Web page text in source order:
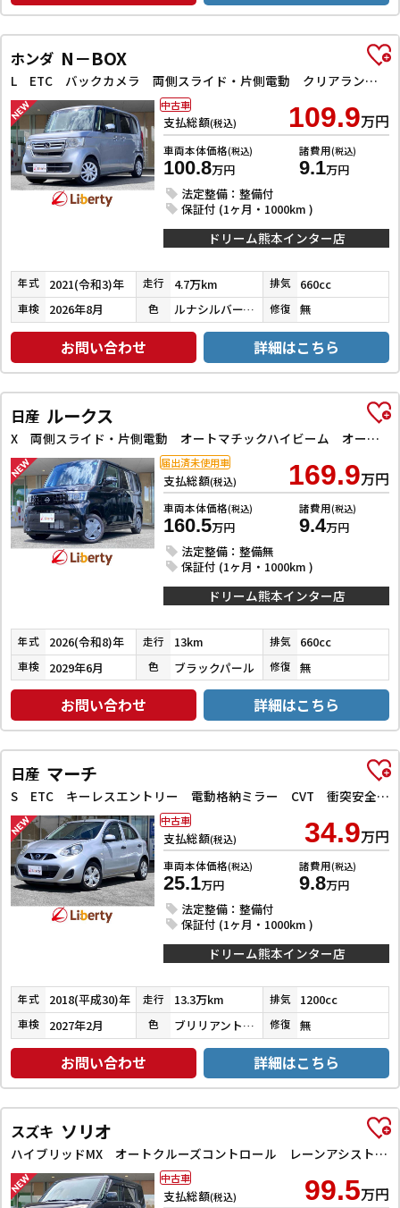
ホンダ N－BOX
L ETC バックカメラ 両側スライド・片側電動 クリアランスソナー オートクルーズコントロール レーンアシスト 衝突被害軽減システム オートライト スマートキー アイドリングストップ 電動格納ミラー
支払総額(税込) 109.9万円
車両本体価格(税込)
100.8万円
諸費用(税込)
9.1万円
法定整備：整備付
保証付 (1ヶ月・1000km )
中古車
ドリーム熊本インター店
年式 2021(令和3)年 走行 4.7万km 排気 660cc
車検 2026年8月 色 ルナシルバーメタリック 修復 無
お問い合わせ 詳細はこちら
日産 ルークス
X 両側スライド・片側電動 オートマチックハイビーム オートライト スマートキー アイドリングストップ 電動格納ミラー ベンチシート CVT USB エアコン パワーステアリング パワーウィンドウ
支払総額(税込) 169.9万円
車両本体価格(税込)
160.5万円
諸費用(税込)
9.4万円
法定整備：整備無
保証付 (1ヶ月・1000km )
届出済未使用車
ドリーム熊本インター店
年式 2026(令和8)年 走行 13km 排気 660cc
車検 2029年6月 色 ブラックパール 修復 無
お問い合わせ 詳細はこちら
日産 マーチ
S ETC キーレスエントリー 電動格納ミラー CVT 衝突安全ボディ ABS ESC エアコン パワーステアリング パワーウィンドウ
支払総額(税込) 34.9万円
車両本体価格(税込)
25.1万円
諸費用(税込)
9.8万円
法定整備：整備付
保証付 (1ヶ月・1000km )
中古車
ドリーム熊本インター店
年式 2018(平成30)年 走行 13.3万km 排気 1200cc
車検 2027年2月 色 ブリリアントシルバー 修復 無
お問い合わせ 詳細はこちら
スズキ ソリオ
ハイブリッドMX オートクルーズコントロール レーンアシスト 衝突被害軽減システム 両側スライド・片側電動 スマートキー アイドリングストップ 電動格納ミラー シートヒーター ウォークスルー CVT アルミホイール
支払総額(税込) 99.5万円
中古車